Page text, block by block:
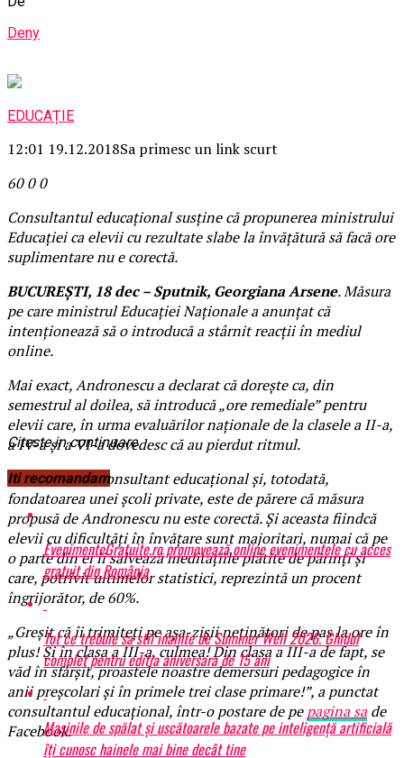
Deny
EDUCAȚIE
12:01 19.12.2018Sa primesc un link scurt
6000
Consultantul educaţional susţine că propunerea ministrului
Educaţiei ca elevii cu rezultate slabe la învăţătură să facă ore
suplimentare nu e corectă.
BUCUREŞTI, 18 dec – Sputnik, Georgiana Arsene. Măsura
pe care ministrul Educaţiei Naţionale a anunţat că
intenţionează să o introducă a stârnit reacţii în mediul
online.
Mai exact, Andronescu a declarat că doreşte ca, din
semestrul al doilea, să introducă „ore remediale” pentru
elevii care, în urma evaluărilor naţionale de la clasele a II-a,
a IV-a şi a VI-a dovedesc că au pierdut ritmul.
Oana Moraru, consultant educaţional şi, totodată,
fondatoarea unei şcoli private, este de părere că măsura
propusă de Andronescu nu este corectă. Şi aceasta fiindcă
elevii cu dificultăţi în învăţare sunt majoritari, numai că pe
o parte din ei îi salvează meditaţiile plătite de părinţi şi
care, potrivit ultimelor statistici, reprezintă un procent
îngrijorător, de 60%.
„Greşit că îi trimiteţi pe aşa-zişii neţinători de pas la ore în
plus! Şi în clasa a III-a, culmea! Din clasa a III-a de fapt, se
văd în sfârşit, proastele noastre demersuri pedagogice în
anii preşcolari şi în primele trei clase primare!”, a punctat
consultantul educaţional, într-o postare de pepagina sade
Facebook.
Citeste in continuare
Iti recomandam
EvenimenteGratuite.ro promovează online evenimentele cu acces
gratuit din România
Tot ce trebuie sa stii inainte de Summer Well 2026. Ghidul
complet pentru editia aniversara de 15 ani
Mașinile de spălat și uscătoarele bazate pe inteligență artificială
îți cunosc hainele mai bine decât tine